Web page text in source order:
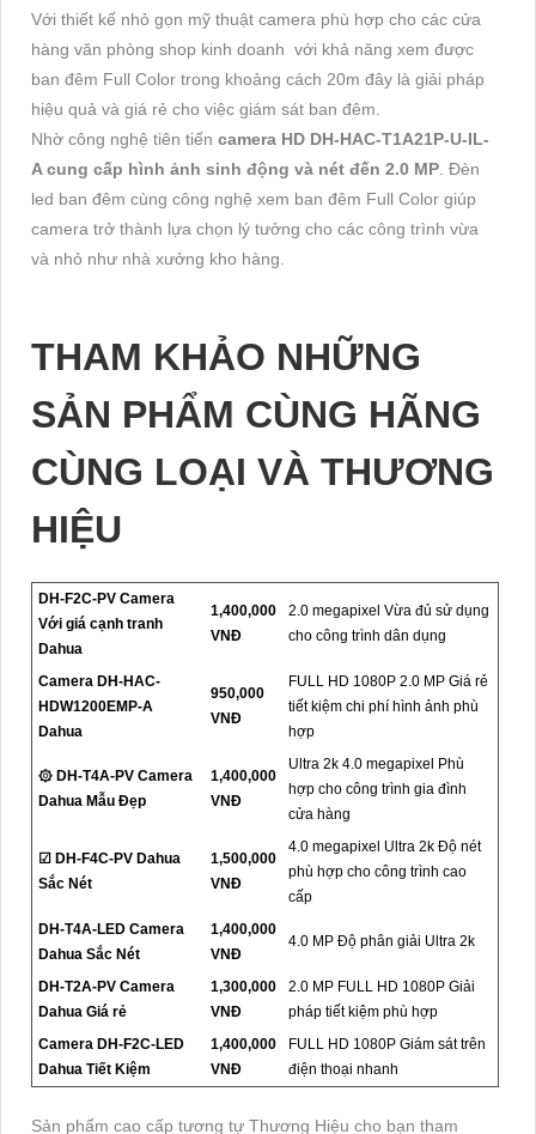
Với thiết kế nhỏ gọn mỹ thuật camera phù hợp cho các cửa
hàng văn phòng shop kinh doanh với khả năng xem được
ban đêm Full Color trong khoảng cách 20m đây là giải pháp
hiệu quả và giá rẻ cho việc giám sát ban đêm.
Nhờ công nghệ tiên tiến camera HD DH-HAC-T1A21P-U-IL-
A cung cấp hình ảnh sinh động và nét đến 2.0 MP . Đèn
led ban đêm cùng công nghệ xem ban đêm Full Color giúp
camera trở thành lựa chọn lý tưởng cho các công trình vừa
và nhỏ như nhà xưởng kho hàng.
THAM KHẢO NHỮNG
SẢN PHẨM CÙNG HÃNG
CÙNG LOẠI VÀ THƯƠNG
HIỆU
DH-F2C-PV Camera
Với giá cạnh tranh
Dahua
1,400,000
VNĐ
2.0 megapixel Vừa đủ sử dụng
cho công trình dân dụng
Camera DH-HAC-
HDW1200EMP-A
Dahua
950,000
VNĐ
FULL HD 1080P 2.0 MP Giá rẻ
tiết kiệm chi phí hình ảnh phù
hợp
۞ DH-T4A-PV Camera
Dahua Mẫu Đẹp
1,400,000
VNĐ
Ultra 2k 4.0 megapixel Phù
hợp cho công trình gia đình
cửa hàng
☑ DH-F4C-PV Dahua
Sắc Nét
1,500,000
VNĐ
4.0 megapixel Ultra 2k Độ nét
phù hợp cho công trình cao
cấp
DH-T4A-LED Camera
Dahua Sắc Nét
1,400,000
VNĐ
4.0 MP Độ phân giải Ultra 2k
DH-T2A-PV Camera
Dahua Giá rẻ
1,300,000
VNĐ
2.0 MP FULL HD 1080P Giải
pháp tiết kiệm phù hợp
Camera DH-F2C-LED
Dahua Tiết Kiệm
1,400,000
VNĐ
FULL HD 1080P Giám sát trên
điện thoại nhanh
Sản phẩm cao cấp tương tự Thương Hiệu cho bạn tham